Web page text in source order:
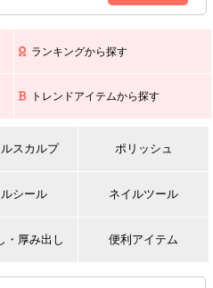
は8/17(月)以降の対応となりますので
遅延が生じております｡
ランキングから探す
トレンドアイテムから探す
スカルプ ポリッシュ
シール ネイルツール
・厚み出し 便利アイテム